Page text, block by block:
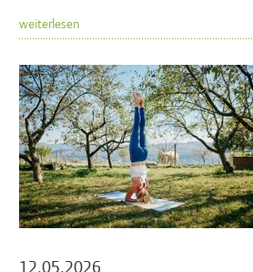
weiterlesen
12.05.2026